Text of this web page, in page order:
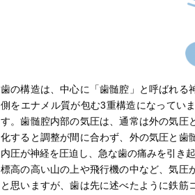
歯の構造は、中心に「歯髄腔」と呼ばれる
側をエナメル質が包む3重構造になってい
す。歯髄腔内部の気圧は、通常は外の気圧
化すると調整が間に合わず、外の気圧と歯
内圧が神経を圧迫し、急な歯の痛みを引き
標高の高い山の上や飛行機の中など、気圧
と思いますが、歯は先に述べたように鉄